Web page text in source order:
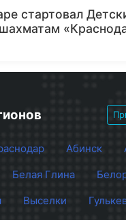
стартовал
Абинск
Белая Глина
Выселки